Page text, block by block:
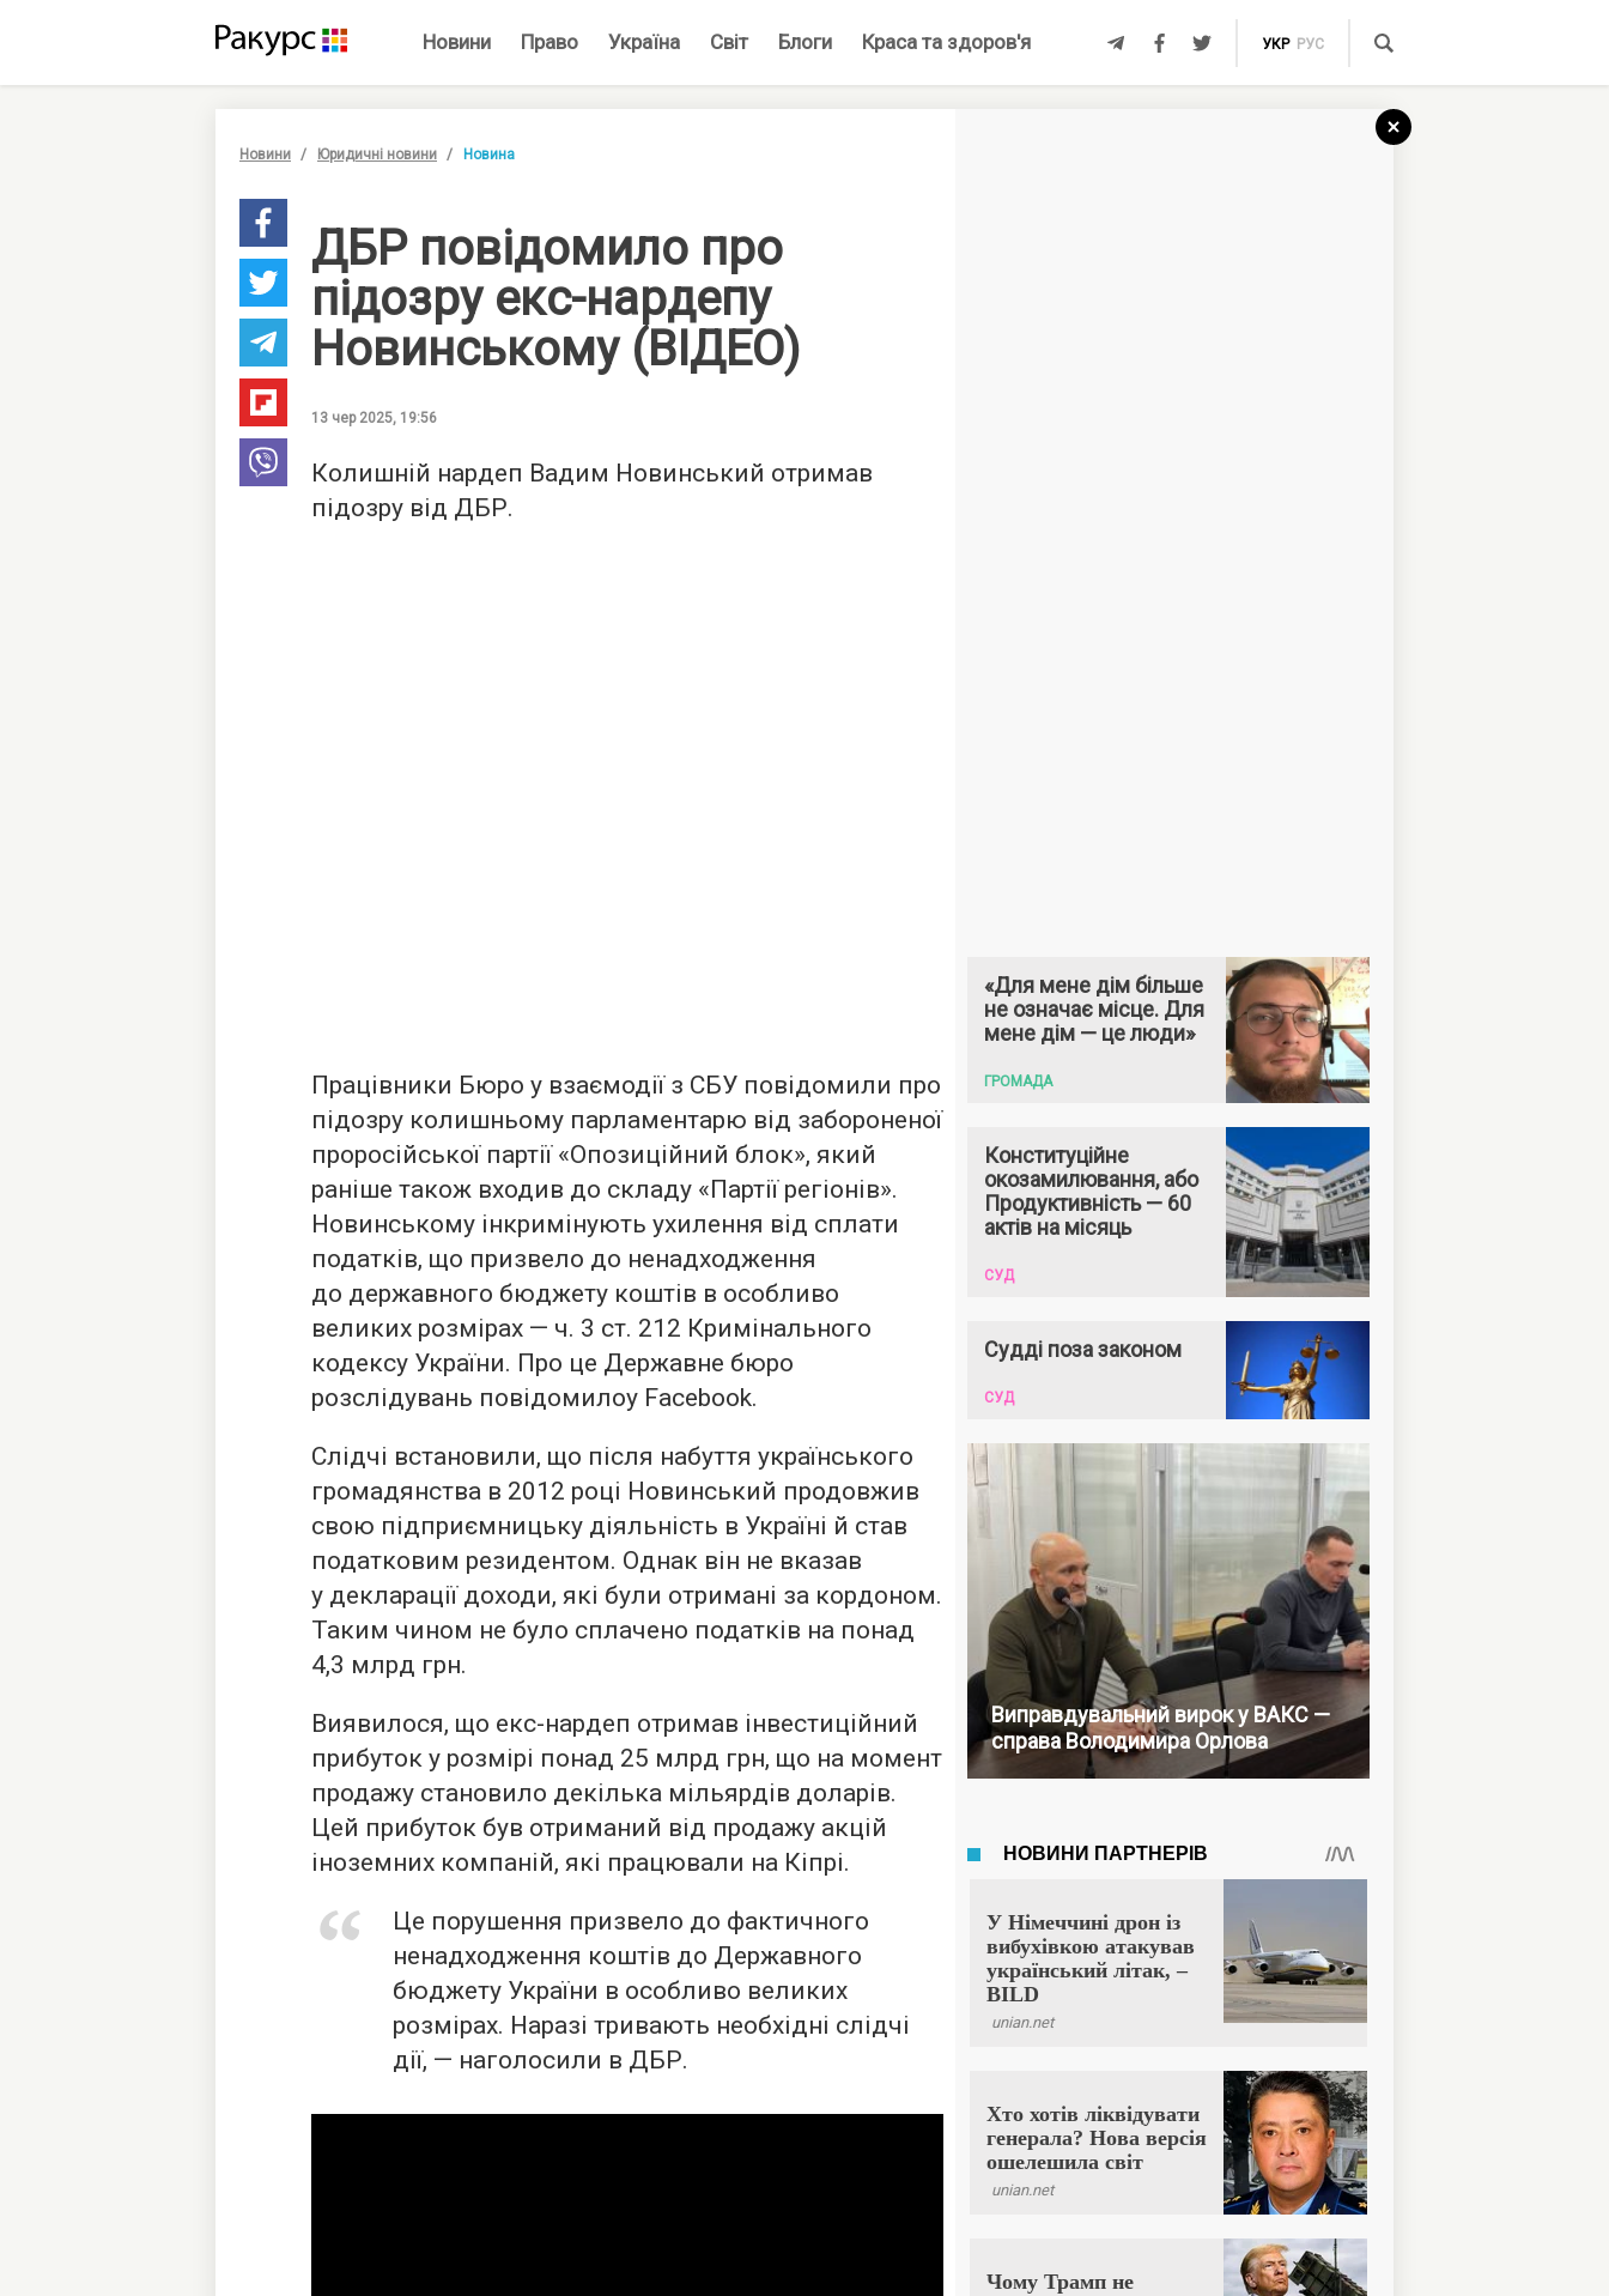
Новини Право Україна Світ Блоги Краса та здоров'я УКР РУС
Новини Юридичні новини Новина
ДБР повідомило про
підозру екс-нардепу
Новинському (ВІДЕО)
13 чер 2025, 19:56
Колишній нардеп Вадим Новинський отримав
підозру від ДБР.
Працівники Бюро у взаємодії з СБУ повідомили про
підозру колишньому парламентарю від забороненої
проросійської партії «Опозиційний блок», який
раніше також входив до складу «Партії регіонів».
Новинському інкримінують ухилення від сплати
податків, що призвело до ненадходження
до державного бюджету коштів в особливо
великих розмірах — ч. 3 ст. 212 Кримінального
кодексу України. Про це Державне бюро
розслідувань повідомилоу Facebook.
Слідчі встановили, що після набуття українського
громадянства в 2012 році Новинський продовжив
свою підприємницьку діяльність в Україні й став
податковим резидентом. Однак він не вказав
у декларації доходи, які були отримані за кордоном.
Таким чином не було сплачено податків на понад
4,3 млрд грн.
Виявилося, що екс-нардеп отримав інвестиційний
прибуток у розмірі понад 25 млрд грн, що на момент
продажу становило декілька мільярдів доларів.
Цей прибуток був отриманий від продажу акцій
іноземних компаній, які працювали на Кіпрі.
Це порушення призвело до фактичного
ненадходження коштів до Державного
бюджету України в особливо великих
розмірах. Наразі тривають необхідні слідчі
дії, — наголосили в ДБР.
«Для мене дім більше
не означає місце. Для
мене дім — це люди»
ГРОМАДА
Конституційне
окозамилювання, або
Продуктивність — 60
актів на місяць
СУД
Судді поза законом
СУД
Виправдувальний вирок у ВАКС —
справа Володимира Орлова